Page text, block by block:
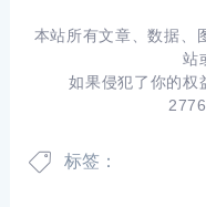
本站所有文章、数据、
站
如果侵犯了你的权
标签：